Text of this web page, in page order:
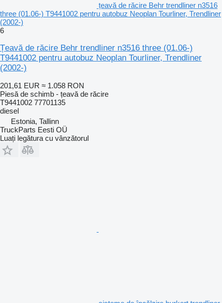
țeavă de răcire Behr trendliner n3516
three (01.06-) T9441002 pentru autobuz Neoplan Tourliner, Trendliner
(2002-)
6
Țeavă de răcire Behr trendliner n3516 three (01.06-)
T9441002 pentru autobuz Neoplan Tourliner, Trendliner
(2002-)
201,61 EUR ≈ 1.058 RON
Piesă de schimb - țeavă de răcire
T9441002 77701135
diesel
Estonia, Tallinn
TruckParts Eesti OÜ
Luați legătura cu vânzătorul